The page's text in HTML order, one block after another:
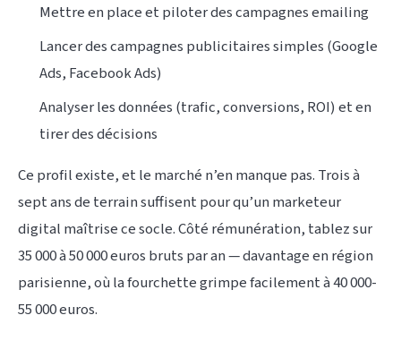
Mettre en place et piloter des campagnes emailing
Lancer des campagnes publicitaires simples (Google
Ads, Facebook Ads)
Analyser les données (trafic, conversions, ROI) et en
tirer des décisions
Ce profil existe, et le marché n’en manque pas. Trois à
sept ans de terrain suffisent pour qu’un marketeur
digital maîtrise ce socle. Côté rémunération, tablez sur
35 000 à 50 000 euros bruts par an — davantage en région
parisienne, où la fourchette grimpe facilement à 40 000-
55 000 euros.